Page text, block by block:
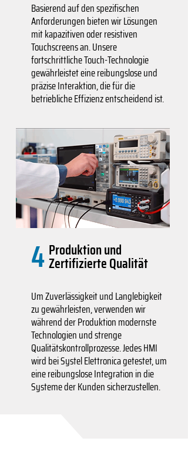
Basierend auf den spezifischen
Anforderungen bieten wir Lösungen
mit kapazitiven oder resistiven
Touchscreens an. Unsere
fortschrittliche Touch-Technologie
gewährleistet eine reibungslose und
präzise Interaktion, die für die
betriebliche Effizienz entscheidend ist.
4 Produktion und
Zertifizierte Qualität
Um Zuverlässigkeit und Langlebigkeit
zu gewährleisten, verwenden wir
während der Produktion modernste
Technologien und strenge
Qualitätskontrollprozesse. Jedes HMI
wird bei Systel Elettronica getestet, um
eine reibungslose Integration in die
Systeme der Kunden sicherzustellen.